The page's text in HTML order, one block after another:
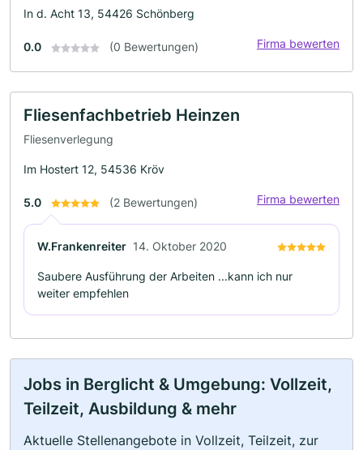
In d. Acht 13, 54426 Schönberg
0.0 (0 Bewertungen) Firma bewerten
Fliesenfachbetrieb Heinzen
Fliesenverlegung
Im Hostert 12, 54536 Kröv
5.0 (2 Bewertungen) Firma bewerten
W.Frankenreiter 14. Oktober 2020
Saubere Ausführung der Arbeiten ...kann ich nur
weiter empfehlen
Jobs in Berglicht & Umgebung: Vollzeit,
Teilzeit, Ausbildung & mehr
Aktuelle Stellenangebote in Vollzeit, Teilzeit, zur